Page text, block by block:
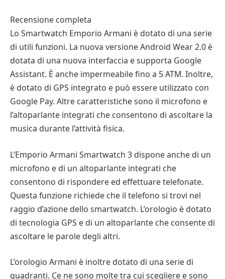
Recensione completa
Lo Smartwatch Emporio Armani è dotato di una serie
di utili funzioni. La nuova versione Android Wear 2.0 è
dotata di una nuova interfaccia e supporta Google
Assistant. È anche impermeabile fino a 5 ATM. Inoltre,
è dotato di GPS integrato e può essere utilizzato con
Google Pay. Altre caratteristiche sono il microfono e
l’altoparlante integrati che consentono di ascoltare la
musica durante l’attività fisica.
L’Emporio Armani Smartwatch 3 dispone anche di un
microfono e di un altoparlante integrati che
consentono di rispondere ed effettuare telefonate.
Questa funzione richiede che il telefono si trovi nel
raggio d’azione dello smartwatch. L’orologio è dotato
di tecnologia GPS e di un altoparlante che consente di
ascoltare le parole degli altri.
L’orologio Armani è inoltre dotato di una serie di
quadranti. Ce ne sono molte tra cui scegliere e sono